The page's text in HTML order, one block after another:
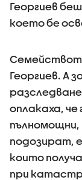
Георгиев
което бе
Георгиев. А
оплакаха,
пълномощни,
подозират,
които
при